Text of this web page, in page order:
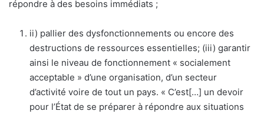
répondre à des besoins immédiats ;
ii) pallier des dysfonctionnements ou encore des
destructions de ressources essentielles; (iii) garantir
ainsi le niveau de fonctionnement « socialement
acceptable » d’une organisation, d’un secteur
d’activité voire de tout un pays. « C’est[…] un devoir
pour l’État de se préparer à répondre aux situations